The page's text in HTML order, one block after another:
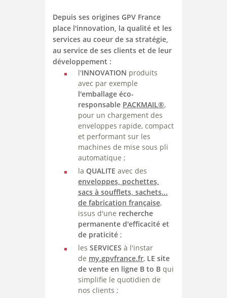
Depuis ses origines GPV France
place l'innovation, la qualité et les
services au coeur de sa stratégie,
au service de ses clients et de leur
développement :
l'INNOVATION produits
avec par exemple
l'emballage éco-
responsable PACKMAIL®,
pour un chargement des
enveloppes rapide, compact
et performant sur les
machines de mise sous pli
automatique ;
la QUALITE avec des
enveloppes, pochettes,
sacs à soufflets, sachets...
de fabrication française,
issus d'une recherche
permanente d'efficacité et
de praticité ;
les SERVICES à l'instar
de my.gpvfrance.fr, LE site
de vente en ligne B to B qui
simplifie le quotidien de
nos clients ;